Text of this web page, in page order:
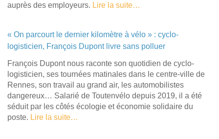
auprès des employeurs. Lire la suite…
« On parcourt le dernier kilomètre à vélo » : cyclo-
logisticien, François Dupont livre sans polluer
François Dupont nous raconte son quotidien de cyclo-
logisticien, ses tournées matinales dans le centre-ville de
Rennes, son travail au grand air, les automobilistes
dangereux… Salarié de Toutenvélo depuis 2019, il a été
séduit par les côtés écologie et économie solidaire du
poste. Lire la suite…